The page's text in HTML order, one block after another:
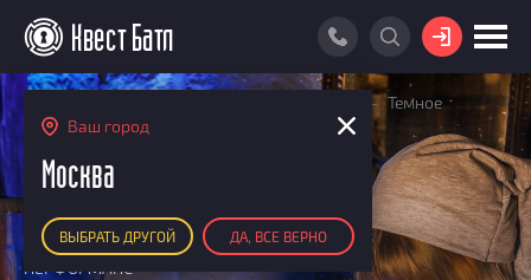
Ваш город
Москва
ВЫБРАТЬ ДРУГОЙ ДА, ВСЕ ВЕРНО
ВОЙТИ
КАРТА КВЕСТОВ
Темное
королевство
ПЕРФОРМАНС